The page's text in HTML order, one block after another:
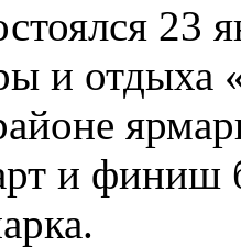
23
и отдыха
и финиш